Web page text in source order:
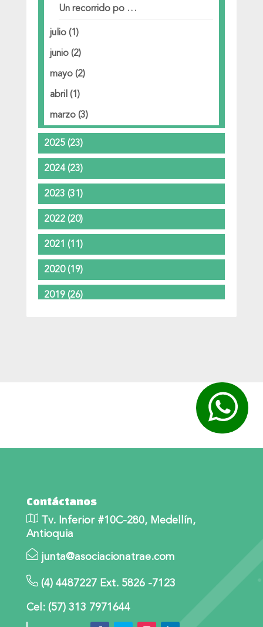
Un recorrido po …
julio (1)
junio (2)
mayo (2)
abril (1)
marzo (3)
2025 (23)
2024(23)
2023 (31)
2022 (20)
2021 (11)
2020(19)
2019 (26)
Contáctanos
Tv. Inferior #10C-280, Medellín,
Antioquia
junta@asociacionatrae.com
(4) 4487227 Ext. 5826 -7123
Cel: (57) 313 7971644